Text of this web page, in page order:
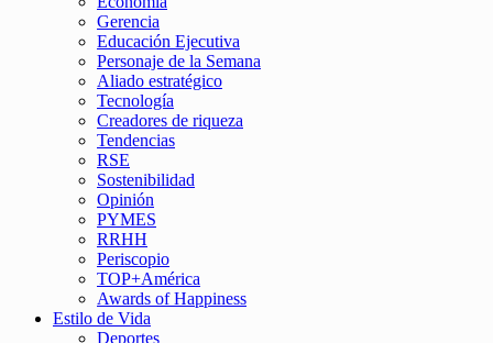
Gerencia
Educación Ejecutiva
Personaje de la Semana
Aliado estratégico
Tecnología
Creadores de riqueza
Tendencias
RSE
Sostenibilidad
Opinión
PYMES
RRHH
Periscopio
TOP+América
Awards of Happiness
Estilo de Vida
Deportes